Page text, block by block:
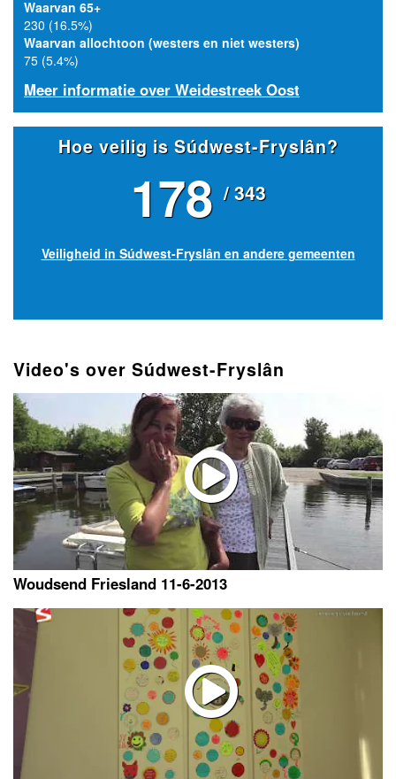
Waarvan 65+
230 (16.5%)
Waarvan allochtoon (westers en niet westers)
75 (5.4%)
Meer informatie over Weidestreek Oost
Hoe veilig is Súdwest-Fryslân?
178 / 343
Veiligheid in Súdwest-Fryslân en andere gemeenten
Video's over Súdwest-Fryslân
Woudsend Friesland 11-6-2013